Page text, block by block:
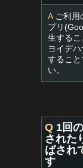
Aご利用
プリ
生するこ
ヨイデ
すること
い。
Q 1回
された
ばされ
す